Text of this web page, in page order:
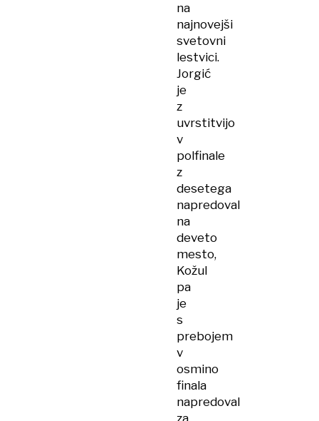
na
najnovejši
svetovni
lestvici.
Jorgić
je
z
uvrstitvijo
v
polfinale
z
desetega
napredoval
na
deveto
mesto,
Kožul
pa
je
s
prebojem
v
osmino
finala
napredoval
za